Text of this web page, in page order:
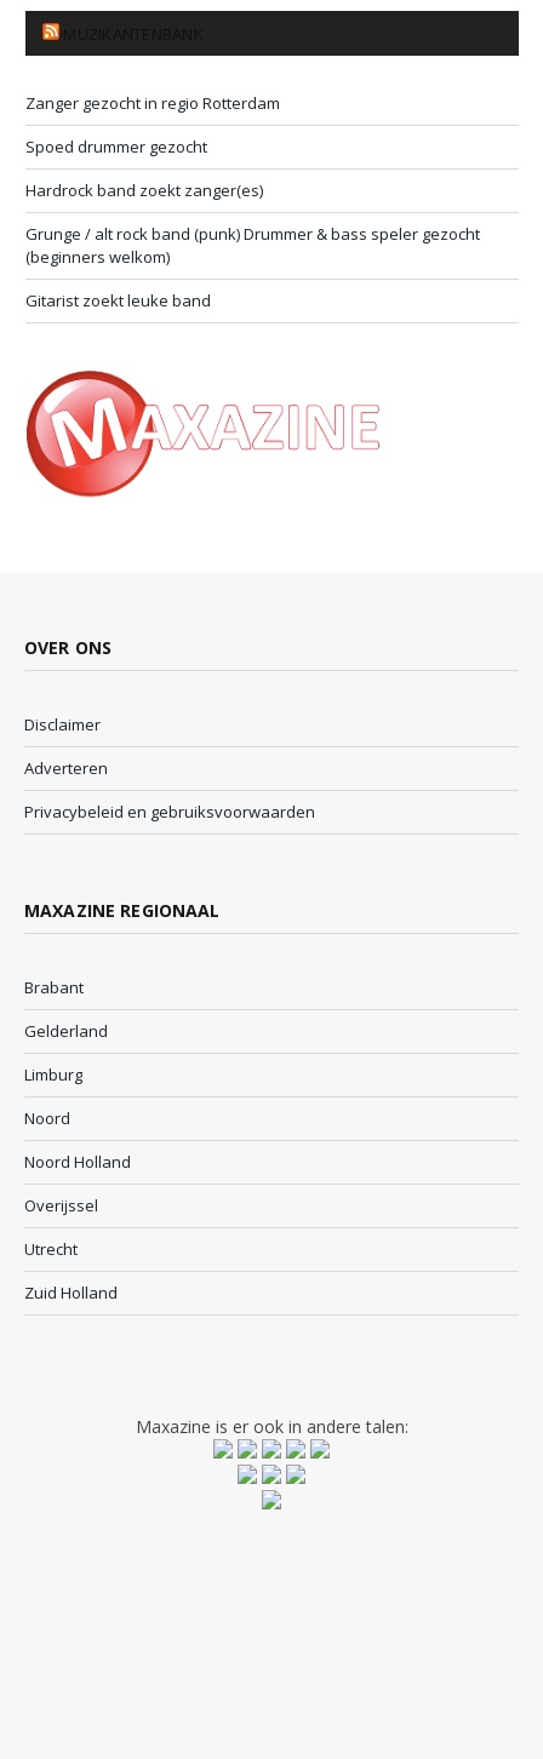
Zanger gezocht in regio Rotterdam
Spoed drummer gezocht
Hardrock band zoekt zanger(es)
Grunge / alt rock band (punk) Drummer & bass speler gezocht
(beginners welkom)
Gitarist zoekt leuke band
OVER ONS
Disclaimer
Adverteren
Privacybeleid en gebruiksvoorwaarden
MAXAZINE REGIONAAL
Brabant
Gelderland
Limburg
Noord
Noord Holland
Overijssel
Utrecht
Zuid Holland
Maxazine is er ook in andere talen: